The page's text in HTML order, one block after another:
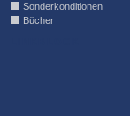
Sonderkonditionen
Bücher